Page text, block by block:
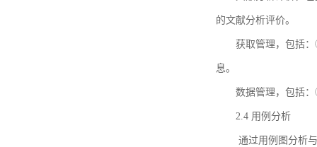
的文献分析评价。
获取管理，包括
息。
数据管理，包括
2.4 用例分析
通过用例图分析